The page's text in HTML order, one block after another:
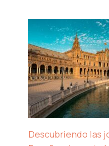
Descubriendo las